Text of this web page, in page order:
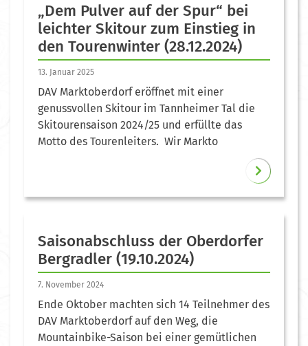
„Dem Pulver auf der Spur“ bei
leichter Skitour zum Einstieg in
den Tourenwinter (28.12.2024)
13. Januar 2025
DAV Marktoberdorf eröffnet mit einer
genussvollen Skitour im Tannheimer Tal die
Skitourensaison 2024/25 und erfüllte das
Motto des Tourenleiters. Wir Markto
Saisonabschluss der Oberdorfer
Bergradler (19.10.2024)
7. November 2024
Ende Oktober machten sich 14 Teilnehmer des
DAV Marktoberdorf auf den Weg, die
Mountainbike-Saison bei einer gemütlichen